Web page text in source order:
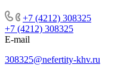
+7 (4212) 308325
+7 (4212) 308325
E-mail
308325@nefertity-khv.ru